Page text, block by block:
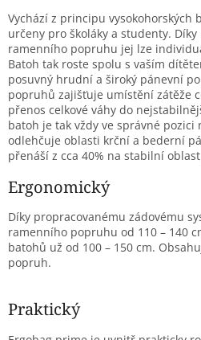
a
c
í
p
r
v
k
y
v
ý
p
u
Vychází z principu vysokohorských
určeny pro školáky a studenty.
ramenního popruhu jej lze
Batoh tak roste spolu s vaším
posuvný hrudní a široký pánevní
popruhů zajišťuje umístění zátěže
přenos celkové váhy do
batoh je tak vždy ve správné pozici
odlehčuje oblasti krční a bederní
přenáší z cca 40% na stabilní
Ergonomický
Díky propracovanému zádovému
ramenního popruhu od 110 – 140
batohů už od 100 – 150 cm.
popruh.
Praktický